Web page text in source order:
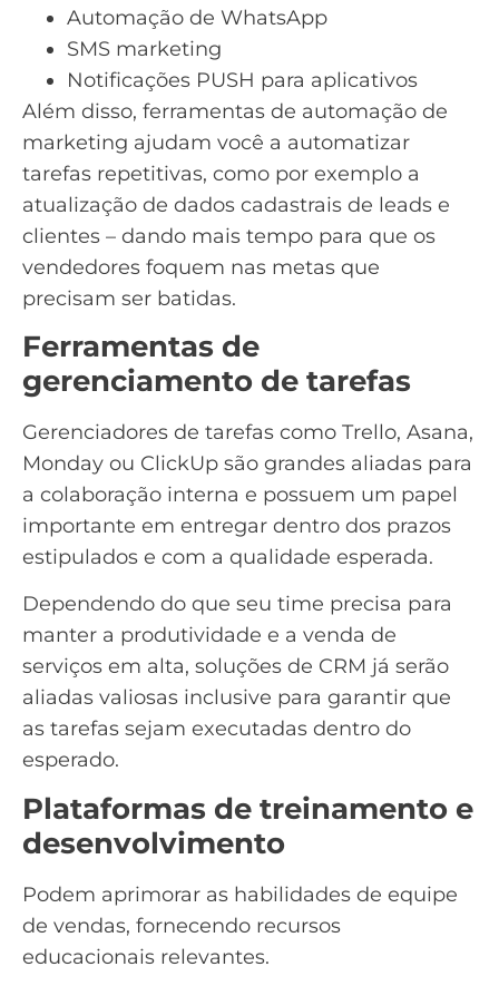
Automação de WhatsApp
SMS marketing
Notificações PUSH para aplicativos
Além disso, ferramentas de automação de
marketing ajudam você a automatizar
tarefas repetitivas, como por exemplo a
atualização de dados cadastrais de leads e
clientes – dando mais tempo para que os
vendedores foquem nas metas que
precisam ser batidas.
Ferramentas de
gerenciamento de tarefas
Gerenciadores de tarefas como Trello, Asana,
Monday ou ClickUp são grandes aliadas para
a colaboração interna e possuem um papel
importante em entregar dentro dos prazos
estipulados e com a qualidade esperada.
Dependendo do que seu time precisa para
manter a produtividade e a venda de
serviços em alta, soluções de CRM já serão
aliadas valiosas inclusive para garantir que
as tarefas sejam executadas dentro do
esperado.
Plataformas de treinamento e
desenvolvimento
Podem aprimorar as habilidades de equipe
de vendas, fornecendo recursos
educacionais relevantes.